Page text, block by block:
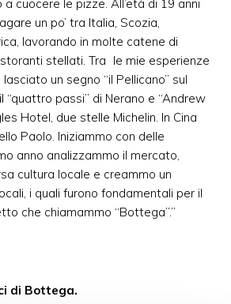
cuocere le pizze. All’età di 19 anni
un po’ tra Italia, Scozia,
lavorando in molte catene di
stellati. Tra le mie esperienze
un segno “il Pellicano” sul
“quattro passi” di Nerano e “Andrew
Hotel, due stelle Michelin. In Cina
Paolo. Iniziammo con delle
anno analizzammo il mercato,
cultura locale e creammo un
i quali furono fondamentali per il
che chiamammo “Bottega”.”
di Bottega.